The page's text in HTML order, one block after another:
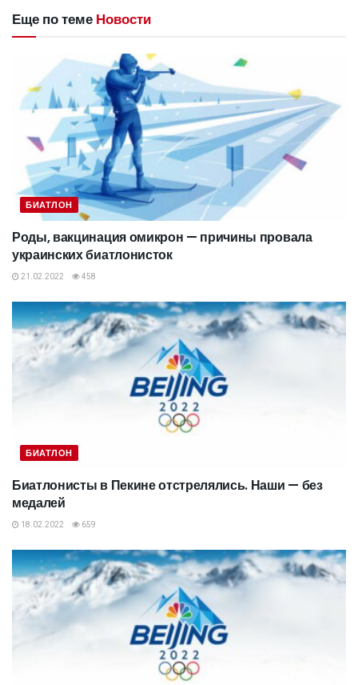
Еще по теме Новости
БИАТЛОН
Роды, вакцинация омикрон — причины провала
украинских биатлонисток
21.02.2022 458
БИАТЛОН
Биатлонисты в Пекине отстрелялись. Наши — без
медалей
18.02.2022 659